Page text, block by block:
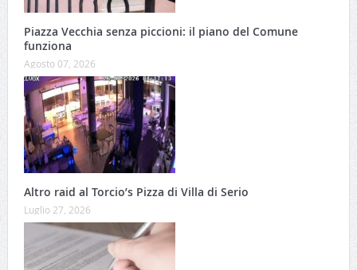
Piazza Vecchia senza piccioni: il piano del Comune
funziona
Agosto 07, 2026
Altro raid al Torcio’s Pizza di Villa di Serio
Luglio 27, 2026